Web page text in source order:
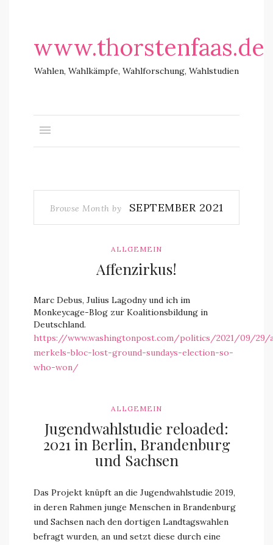
www.thorstenfaas.de
Wahlen, Wahlkämpfe, Wahlforschung, Wahlstudien
Browse Month by SEPTEMBER 2021
ALLGEMEIN
Affenzirkus!
Marc Debus, Julius Lagodny und ich im
Monkeycage-Blog zur Koalitionsbildung in
Deutschland.
https://www.washingtonpost.com/politics/2021/09/29/
merkels-bloc-lost-ground-sundays-election-so-
who-won/
ALLGEMEIN
Jugendwahlstudie reloaded:
2021 in Berlin, Brandenburg
und Sachsen
Das Projekt knüpft an die Jugendwahlstudie 2019,
in deren Rahmen junge Menschen in Brandenburg
und Sachsen nach den dortigen Landtagswahlen
befragt wurden, an und setzt diese durch eine